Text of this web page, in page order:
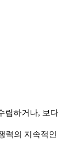
하거나, 보
력의 지속적